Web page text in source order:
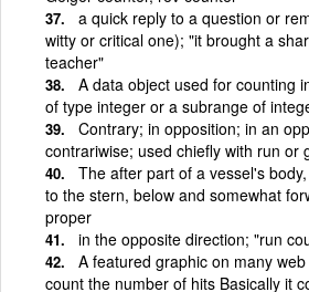
a quick reply to a question or
witty or critical one); "it brought a
teacher"
A data object used for counting
of type integer or a subrange of
Contrary; in opposition; in an
contrariwise; used chiefly with run or
The after part of a vessel's
to the stern, below and somewhat
proper
in the opposite direction; "run
A featured graphic on many
count the number of hits Basically it